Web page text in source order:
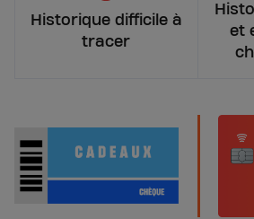
Historique difficile à
tracer
et